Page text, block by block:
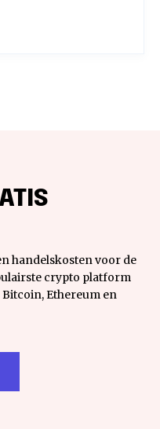
handelskosten voor de
crypto platform
Ethereum en